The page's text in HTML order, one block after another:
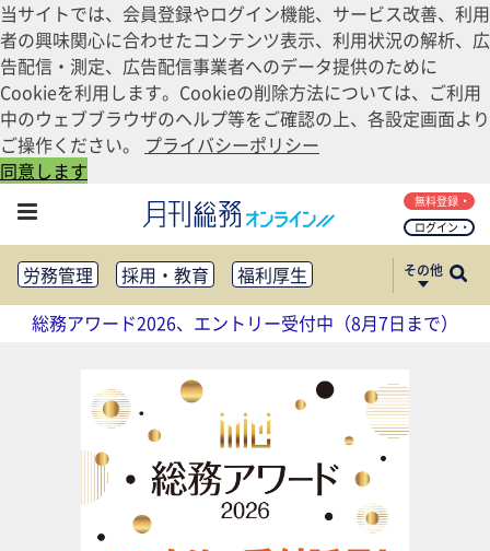
当サイトでは、会員登録やログイン機能、サービス改善、利用
者の興味関心に合わせたコンテンツ表示、利用状況の解析、広
告配信・測定、広告配信事業者へのデータ提供のために
Cookieを利用します。Cookieの削除方法については、ご利用
中のウェブブラウザのヘルプ等をご確認の上、各設定画面より
ご操作ください。 プライバシーポリシー
同意します
ログイン
無料登録
労務管理 採用・教育
福利厚生
健康経営
働き方改革
法務・コンプライアンス
リスクマネジメント・BCP
社外・社内広報
社外・社内コミュニケーション活性化
FM・オフィス移転
CSR・SDGs
テクノロジー活用・DX
助成金・補助金・コスト削減
アウトソーシング・BPO
調査・レポート
その他
総務アワード2026、エントリー受付中（8月7日まで）